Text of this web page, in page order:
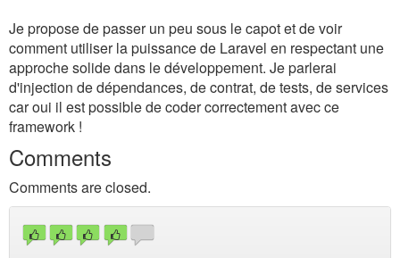
Je propose de passer un peu sous le capot et de voir
comment utiliser la puissance de Laravel en respectant une
approche solide dans le développement. Je parlerai
d'injection de dépendances, de contrat, de tests, de services
car oui il est possible de coder correctement avec ce
framework !
Comments
Comments are closed.